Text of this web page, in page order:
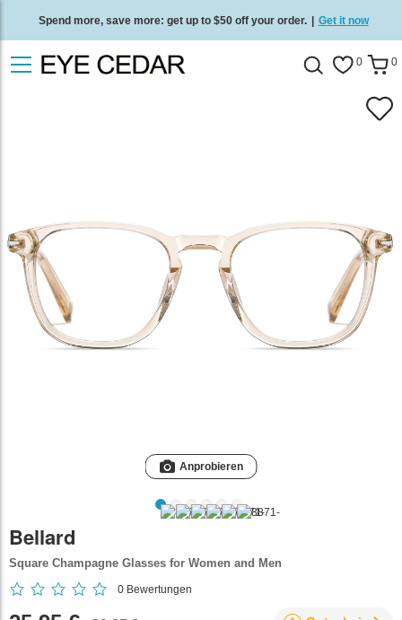
Spend more, save more: get up to $50 off your order. | Get it now
Free standard delivery on all orders Shop now 0 0
Anprobieren
Bellard
Square Champagne Glasses for Women and Men
0 Bewertungen